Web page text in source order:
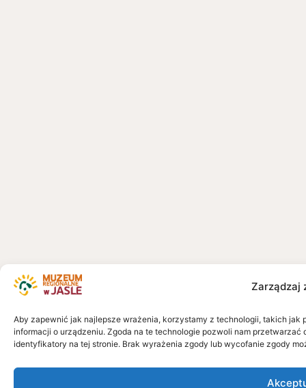
Zarządzaj
Aby zapewnić jak najlepsze wrażenia, korzystamy z technologii, takich
informacji o urządzeniu. Zgoda na te technologie pozwoli nam
identyfikatory na tej stronie. Brak wyrażenia zgody lub wycofanie zgody